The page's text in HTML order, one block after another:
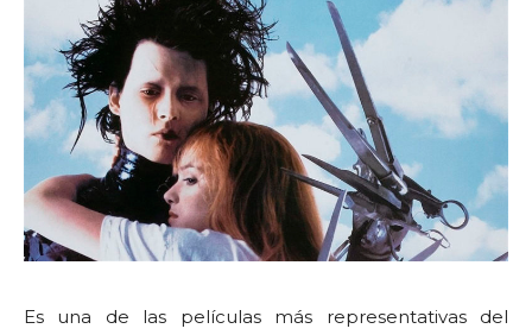
Es una de las películas más representativas del